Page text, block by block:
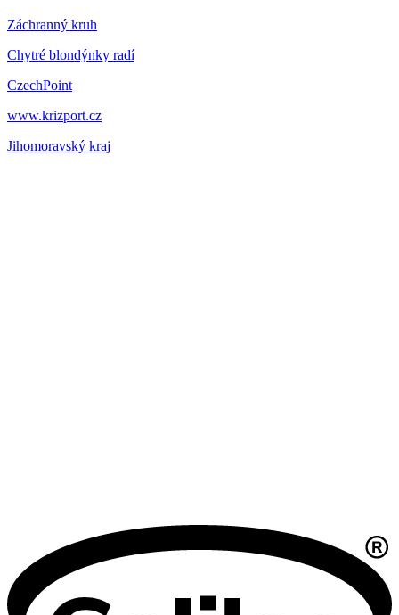
Záchranný kruh
Chytré blondýnky radí
CzechPoint
www.krizport.cz
Jihomoravský kraj